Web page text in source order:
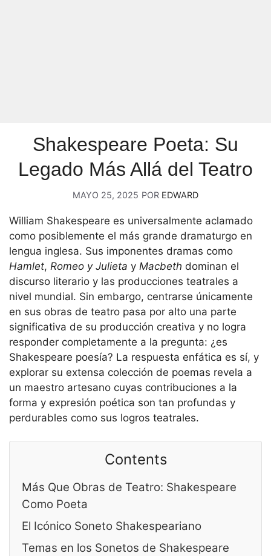
Shakespeare Poeta: Su
Legado Más Allá del Teatro
MAYO 25, 2025 POR EDWARD
William Shakespeare es universalmente aclamado
como posiblemente el más grande dramaturgo en
lengua inglesa. Sus imponentes dramas como
Hamlet, Romeo y Julieta y Macbeth dominan el
discurso literario y las producciones teatrales a
nivel mundial. Sin embargo, centrarse únicamente
en sus obras de teatro pasa por alto una parte
significativa de su producción creativa y no logra
responder completamente a la pregunta: ¿es
Shakespeare poesía? La respuesta enfática es sí, y
explorar su extensa colección de poemas revela a
un maestro artesano cuyas contribuciones a la
forma y expresión poética son tan profundas y
perdurables como sus logros teatrales.
Contents
Más Que Obras de Teatro: Shakespeare
Como Poeta
El Icónico Soneto Shakespeariano
Temas en los Sonetos de Shakespeare